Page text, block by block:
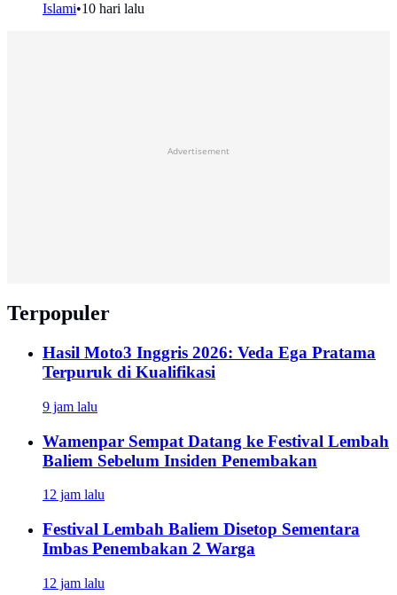
Islami•10 hari lalu
Advertisement
Terpopuler
Hasil Moto3 Inggris 2026: Veda Ega Pratama
Terpuruk di Kualifikasi
9 jam lalu
Wamenpar Sempat Datang ke Festival Lembah
Baliem Sebelum Insiden Penembakan
12 jam lalu
Festival Lembah Baliem Disetop Sementara
Imbas Penembakan 2 Warga
12 jam lalu